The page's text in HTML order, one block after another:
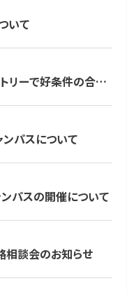
いて
リーで好条件の合格
です。
パスについて
ンパスの開催について
相談会のお知らせ